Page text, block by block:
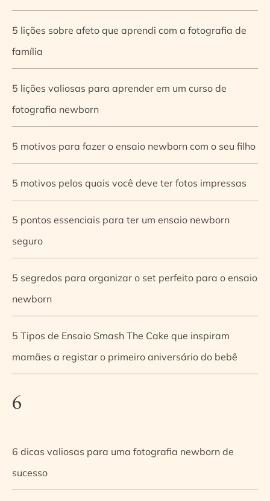
5 lições sobre afeto que aprendi com a fotografia de
família
5 lições valiosas para aprender em um curso de
fotografia newborn
5 motivos para fazer o ensaio newborn com o seu filho
5 motivos pelos quais você deve ter fotos impressas
5 pontos essenciais para ter um ensaio newborn
seguro
5 segredos para organizar o set perfeito para o ensaio
newborn
5 Tipos de Ensaio Smash The Cake que inspiram
mamães a registar o primeiro aniversário do bebê
6
6 dicas valiosas para uma fotografia newborn de
sucesso